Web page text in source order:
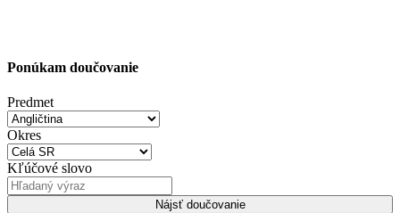
Ponúkam doučovanie
Predmet
Okres
Kľúčové slovo
Nájsť doučovanie